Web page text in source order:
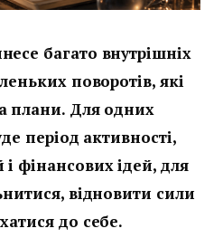
багато внутрішніх
поворотів, які
плани. Для одних
період активності,
фінансових ідей, для
відновити сили
до себе.